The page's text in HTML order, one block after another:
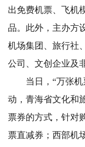
出免费机票、飞机
品。此外，主办方
机场集团、旅行社
公司、文创企业及
当日，“万张机
动，青海省文化和
票券的方式，针对
票直减券；西部机